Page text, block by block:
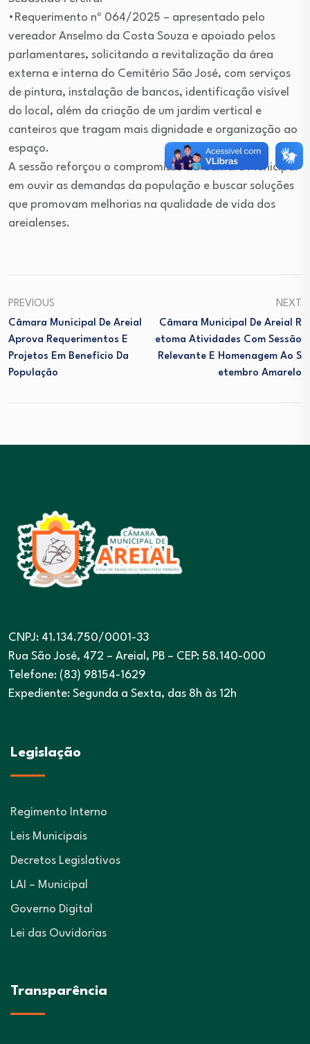
•Requerimento nº 064/2025 – apresentado pelo
vereador Anselmo da Costa Souza e apoiado pelos
parlamentares, solicitando a revitalização da área
externa e interna do Cemitério São José, com serviços
de pintura, instalação de bancos, identificação visível
do local, além da criação de um jardim vertical e
canteiros que tragam mais dignidade e organização ao
espaço.
A sessão reforçou o compromisso da Câmara Municipal
em ouvir as demandas da população e buscar soluções
que promovam melhorias na qualidade de vida dos
areialenses.
PREVIOUS
Câmara Municipal De Areial
Aprova Requerimentos E
Projetos Em Benefício Da
População
NEXT
Câmara Municipal De Areial R
Etoma Atividades Com Sessão
Relevante E Homenagem Ao S
Etembro Amarelo
CNPJ: 41.134.750/0001-33
Rua São José, 472 – Areial, PB – CEP: 58.140-000
Telefone: (83) 98154-1629
Expediente: Segunda a Sexta, das 8h às 12h
Legislação
Regimento Interno
Leis Municipais
Decretos Legislativos
LAI – Municipal
Governo Digital
Lei das Ouvidorias
Transparência